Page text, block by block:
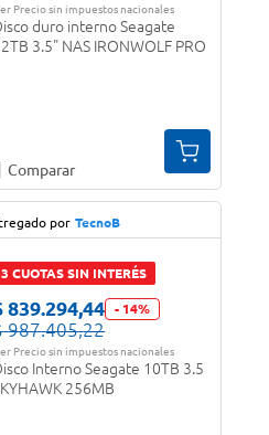
Precio sin impuestos nacionales
duro interno Seagate
3.5" NAS IRONWOLF PRO
Comparar
por TecnoB
3 CUOTAS SIN INTERÉS
839.294,44 - 14%
987.405,22
Precio sin impuestos nacionales
Interno Seagate 10TB 3.5
256MB